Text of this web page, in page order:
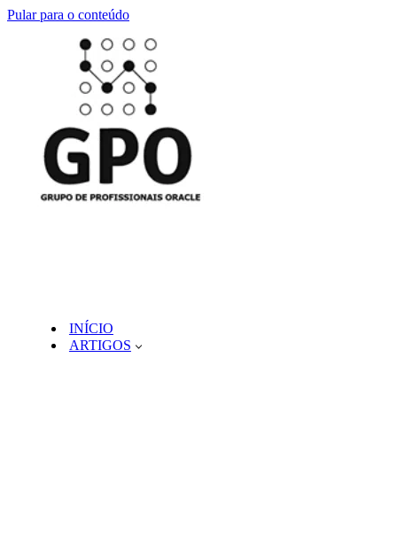
Pular para o conteúdo
INÍCIO
ARTIGOS